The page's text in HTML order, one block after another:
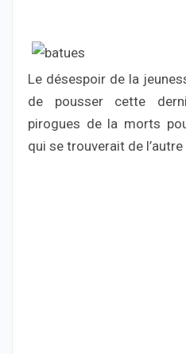
Le désespoir de la
de pousser cette
pirogues de la morts
qui se trouverait de